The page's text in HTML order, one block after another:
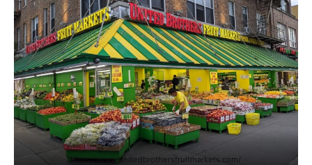
https://www.unitedbrothersfruitmarkets.com/